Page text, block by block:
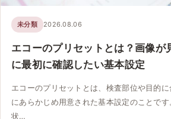
未分類 2026.08.06
エコーのプリセットとは？画像が
に最初に確認したい基本設定
エコーのプリセットとは、検査部位や目的
にあらかじめ用意された基本設定のことで
状…